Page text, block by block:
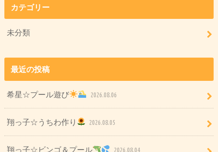
カテゴリー
未分類
最近の投稿
希星☆プール遊び 2026.08.06
翔っ子☆うちわ作り 2026.08.05
翔っ子☆ビンゴ＆プール 2026.08.04